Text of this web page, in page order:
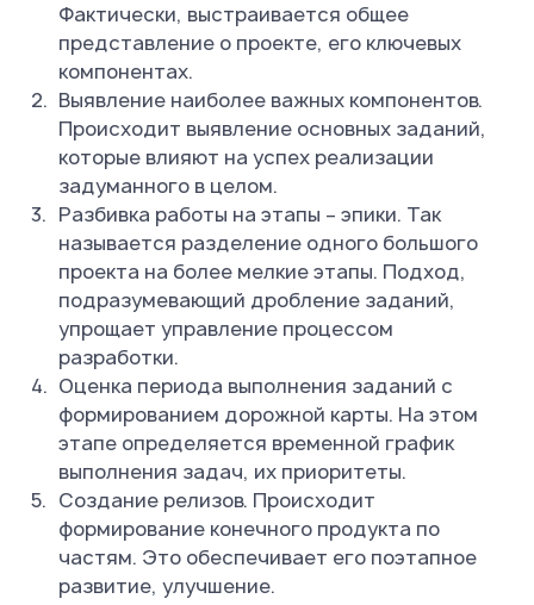
Фактически, выстраивается общее
представление о проекте, его ключевых
компонентах.
Выявление наиболее важных компонентов.
Происходит выявление основных заданий,
которые влияют на успех реализации
задуманного в целом.
Разбивка работы на этапы – эпики. Так
называется разделение одного большого
проекта на более мелкие этапы. Подход,
подразумевающий дробление заданий,
упрощает управление процессом
разработки.
Оценка периода выполнения заданий с
формированием дорожной карты. На этом
этапе определяется временной график
выполнения задач, их приоритеты.
Создание релизов. Происходит
формирование конечного продукта по
частям. Это обеспечивает его поэтапное
развитие, улучшение.